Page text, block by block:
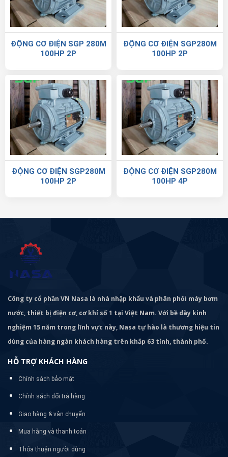
ĐỘNG CƠ ĐIỆN SGP 280M
100HP 2P
ĐỘNG CƠ ĐIỆN SGP280M
100HP 2P
ĐỘNG CƠ ĐIỆN SGP280M
100HP 2P
ĐỘNG CƠ ĐIỆN SGP280M
100HP 4P
Công ty cổ phần VN Nasa là nhà nhập khẩu và phân phối máy bơm
nước, thiết bị điện cơ, cơ khí số 1 tại Việt Nam. Với bề dày kinh
nghiệm 15 năm trong lĩnh vực này, Nasa tự hào là thương hiệu tin
dùng của hàng ngàn khách hàng trên khắp 63 tỉnh, thành phố.
HỖ TRỢ KHÁCH HÀNG
Chính sách bảo mật
Chính sách đổi trả hàng
Giao hàng & vận chuyển
Mua hàng và thanh toán
Thỏa thuận người dùng